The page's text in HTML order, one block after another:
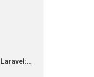
Laravel:…